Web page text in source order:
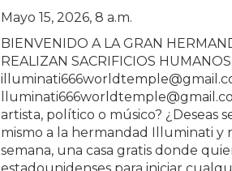
Mayo 15, 2026, 8 a.m.
BIENVENIDO A LA GRAN
REALIZAN SACRIFICIOS HUMANOS
artista, político o músico? ¿Deseas
mismo a la hermandad Illuminati
semana, una casa gratis donde